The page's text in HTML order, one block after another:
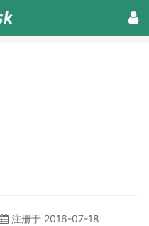
注册于 2016-07-18